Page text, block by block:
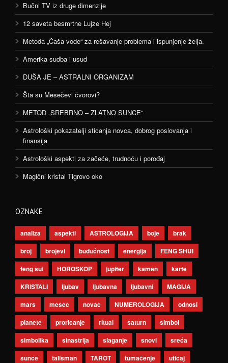
Bučni TV iz druge dimenzije
12 saveta besmrtne Lujze Hej
Metoda „Čaša vode“ za rešavanje problema i ispunjenje želja.
Amerika sudba i usud
DUŠA JE – ASTRALNI ORGANIZAM
Šta su Mesečevi čvorovi?
METOD „SREBRNO – ZLATNO SUNCE“
Astrološki pokazatelji sticanja novca, dobrog poslovanja i
finansija
Astrološki aspekti za začeće, trudnoću i porođaj
Magični kristal Tigrovo oko
OZNAKE
analiza aspekti ASTROLOGIJA boje
brak
broj
brojevi budućnost energija
FENG SHUI
feng šui
HOROSKOP jupiter kamen
karte
KRISTALI
ljubav ljubavna ljubavni
MAGIJA
mars
mesec novac NUMEROLOGIJA
odnosi
planete
proricanje ritual saturn
simbol
simbolika
sinastrija slaganje snovi
sreća
sunce
talisman TAROT tumačenje uticaj